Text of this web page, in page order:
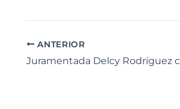
ANTERIOR